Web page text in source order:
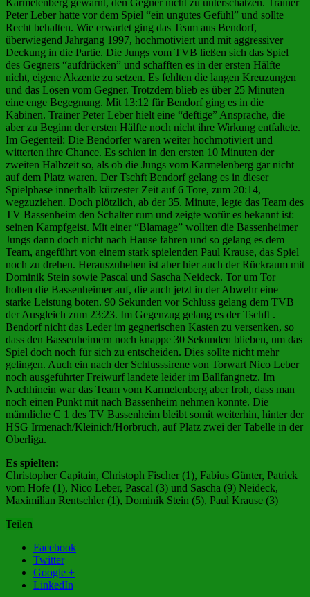
Peter Leber hatte vor dem Spiel “ein ungutes Gefühl” und sollte
Recht behalten. Wie erwartet ging das Team aus Bendorf,
überwiegend Jahrgang 1997, hochmotiviert und mit aggressiver
Deckung in die Partie. Die Jungs vom TVB ließen sich das Spiel
des Gegners “aufdrücken” und schafften es in der ersten Hälfte
nicht, eigene Akzente zu setzen. Es fehlten die langen Kreuzungen
und das Lösen vom Gegner. Trotzdem blieb es über 25 Minuten
eine enge Begegnung. Mit 13:12 für Bendorf ging es in die
Kabinen. Trainer Peter Leber hielt eine “deftige” Ansprache, die
aber zu Beginn der ersten Hälfte noch nicht ihre Wirkung entfaltete.
Im Gegenteil: Die Bendorfer waren weiter hochmotiviert und
witterten ihre Chance. Es schien in den ersten 10 Minuten der
zweiten Halbzeit so, als ob die Jungs vom Karmelenberg gar nicht
auf dem Platz waren. Der Tschft Bendorf gelang es in dieser
Spielphase innerhalb kürzester Zeit auf 6 Tore, zum 20:14,
wegzuziehen. Doch plötzlich, ab der 35. Minute, legte das Team des
TV Bassenheim den Schalter rum und zeigte wofür es bekannt ist:
seinen Kampfgeist. Mit einer “Blamage” wollten die Bassenheimer
Jungs dann doch nicht nach Hause fahren und so gelang es dem
Team, angeführt von einem stark spielenden Paul Krause, das Spiel
noch zu drehen. Herauszuheben ist aber hier auch der Rückraum mit
Dominik Stein sowie Pascal und Sascha Neideck. Tor um Tor
holten die Bassenheimer auf, die auch jetzt in der Abwehr eine
starke Leistung boten. 90 Sekunden vor Schluss gelang dem TVB
der Ausgleich zum 23:23. Im Gegenzug gelang es der Tschft .
Bendorf nicht das Leder im gegnerischen Kasten zu versenken, so
dass den Bassenheimern noch knappe 30 Sekunden blieben, um das
Spiel doch noch für sich zu entscheiden. Dies sollte nicht mehr
gelingen. Auch ein nach der Schlusssirene von Torwart Nico Leber
noch ausgeführter Freiwurf landete leider im Ballfangnetz. Im
Nachhinein war das Team vom Karmelenberg aber froh, dass man
noch einen Punkt mit nach Bassenheim nehmen konnte. Die
männliche C 1 des TV Bassenheim bleibt somit weiterhin, hinter der
HSG Irmenach/Kleinich/Horbruch, auf Platz zwei der Tabelle in der
Oberliga.
Es spielten:
Christopher Capitain, Christoph Fischer (1), Fabius Günter, Patrick
vom Hofe (1), Nico Leber, Pascal (3) und Sascha (9) Neideck,
Maximilian Rentschler (1), Dominik Stein (5), Paul Krause (3)
Teilen
Facebook
Twitter
Google +
LinkedIn